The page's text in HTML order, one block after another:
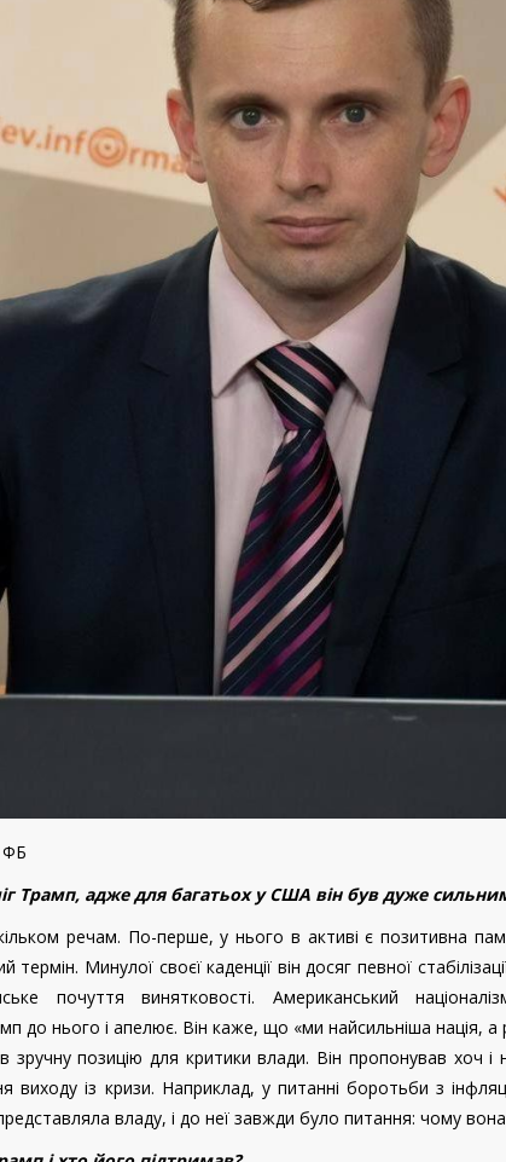
ФБ
Трамп, адже для багатьох у США він був дуже
речам. По-перше, у нього в активі є позитивна
термін. Минулої своєї каденції він досяг певної
почуття винятковості. Американський
до нього і апелює. Він каже, що «ми найсильніша нація, а
позицію для критики влади. Він пропонував хоч і
виходу із кризи. Наприклад, у питанні боротьби з
владу, і до неї завжди було питання: чому